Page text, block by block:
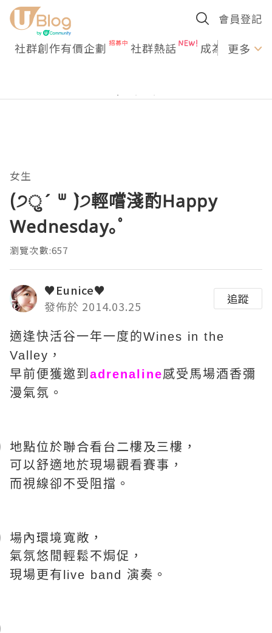
會員登記
社群創作有價企劃 社群熱話 成為U更多
女生
(੭ु´ ᐜ `)੭輕嚐淺酌Happy
Wednesday｡ﾟ
瀏覽次數:657
♥Eunice♥
發佈於 2014.03.25
追蹤
適逢快活谷一年一度的Wines in the
Valley，
早前便獲邀到 adrenaline感受馬場酒香彌
漫氣氛。
地點位於聯合看台二樓及三樓，
可以舒適地於現場觀看賽事，
而視線卻不受阻擋。
場內環境寬敞，
氣氛悠閒輕鬆不焗促，
現場更有live band 演奏。